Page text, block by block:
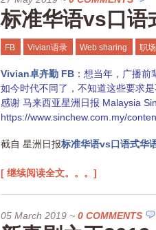
标准华语vs口语
FB Vivian语录 Web sharing 职场
Vivian卓卉勤 FB ： 想当年，广播前
如今时代不同了，不知道这些要求
感谢 马来西亚星洲日报 Malaysia
https://www.sinchew.com.my/
截自 星洲日报标准华语vs口语式华
[ 继续阅读全文。。。]
05 March 2019 ~ 0 COMMENTS